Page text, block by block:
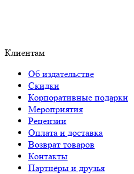
Клиентам
Об издательстве
Скидки
Корпоративные подарки
Мероприятия
Рецензии
Оплата и доставка
Возврат товаров
Контакты
Партнёры и друзья